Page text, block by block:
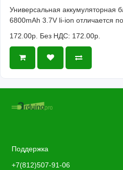
Универсальная аккумуляторная
6800mAh 3.7V li-ion отличается
172.00р. Без НДС: 172.00р.
Поддержка
+7(812)507-91-06